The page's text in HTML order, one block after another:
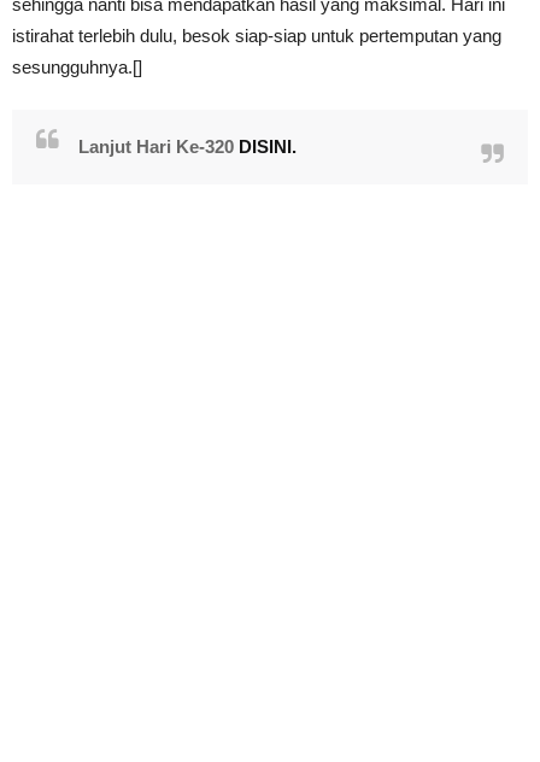
istirahat terlebih dulu, besok siap-siap untuk pertemputan yang
sesungguhnya.[]
Lanjut Hari Ke-320 DISINI.